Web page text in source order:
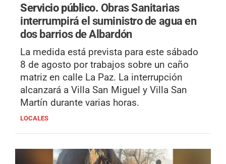
Servicio público. Obras Sanitarias
interrumpirá el suministro de agua en
dos barrios de Albardón
La medida está prevista para este sábado
8 de agosto por trabajos sobre un caño
matriz en calle La Paz. La interrupción
alcanzará a Villa San Miguel y Villa San
Martín durante varias horas.
LOCALES